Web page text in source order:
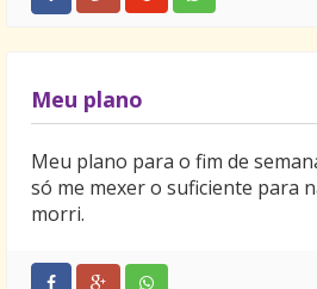
Meu plano
Meu plano para o fim de
só me mexer o suficiente para
morri.